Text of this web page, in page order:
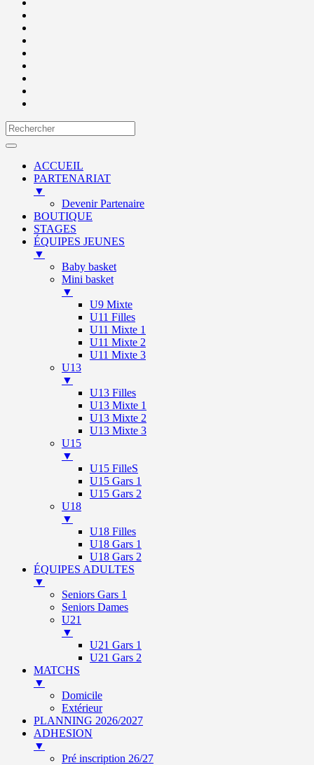
ACCUEIL
PARTENARIAT
▼
Devenir Partenaire
BOUTIQUE
STAGES
ÉQUIPES JEUNES
▼
Baby basket
Mini basket
▼
U9 Mixte
U11 Filles
U11 Mixte 1
U11 Mixte 2
U11 Mixte 3
U13
▼
U13 Filles
U13 Mixte 1
U13 Mixte 2
U13 Mixte 3
U15
▼
U15 FilleS
U15 Gars 1
U15 Gars 2
U18
▼
U18 Filles
U18 Gars 1
U18 Gars 2
ÉQUIPES ADULTES
▼
Seniors Gars 1
Seniors Dames
U21
▼
U21 Gars 1
U21 Gars 2
MATCHS
▼
Domicile
Extérieur
PLANNING 2026/2027
ADHESION
▼
Pré inscription 26/27